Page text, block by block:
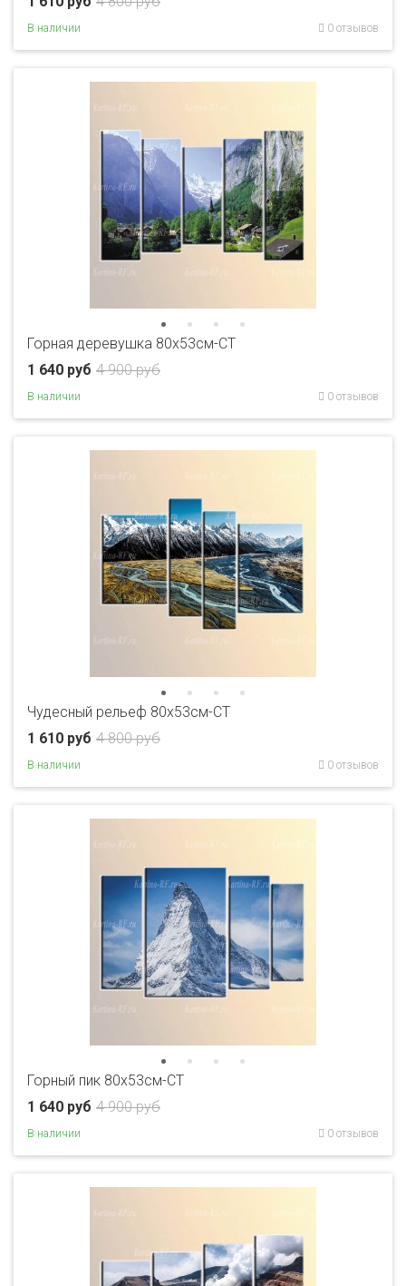
В наличии 0 отзывов
Горная деревушка 80x53см-CT
4 900 руб
1 640 руб
В наличии 0 отзывов
Чудесный рельеф 80x53см-CT
4 800 руб
1 610 руб
В наличии 0 отзывов
Горный пик 80x53см-CT
4 900 руб
1 640 руб
В наличии 0 отзывов